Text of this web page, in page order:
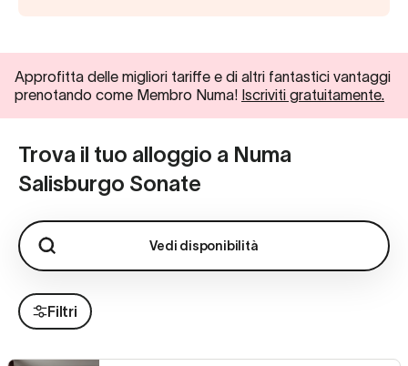
Approfitta delle migliori tariffe e di altri fantastici vantaggi
prenotando come Membro Numa! Iscriviti gratuitamente.
Trova il tuo alloggio a Numa
Salisburgo Sonate
Vedi disponibilità
Filtri